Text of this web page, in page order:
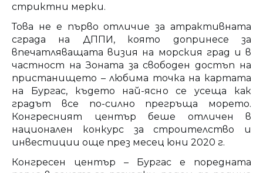
стриктни мерки.
Това не е първо отличие за атрактивната
сграда на ДППИ, която допринесе за
впечатляващата визия на морския град и в
частност на Зоната за свободен достъп на
пристанището – любима точка на картата
на Бургас, където най-ясно се усеща как
градът все по-силно прегръща морето.
Конгресният център беше отличен в
национален конкурс за строителство и
инвестиции още през месец юни 2020 г.
Конгресен център – Бургас е поредната